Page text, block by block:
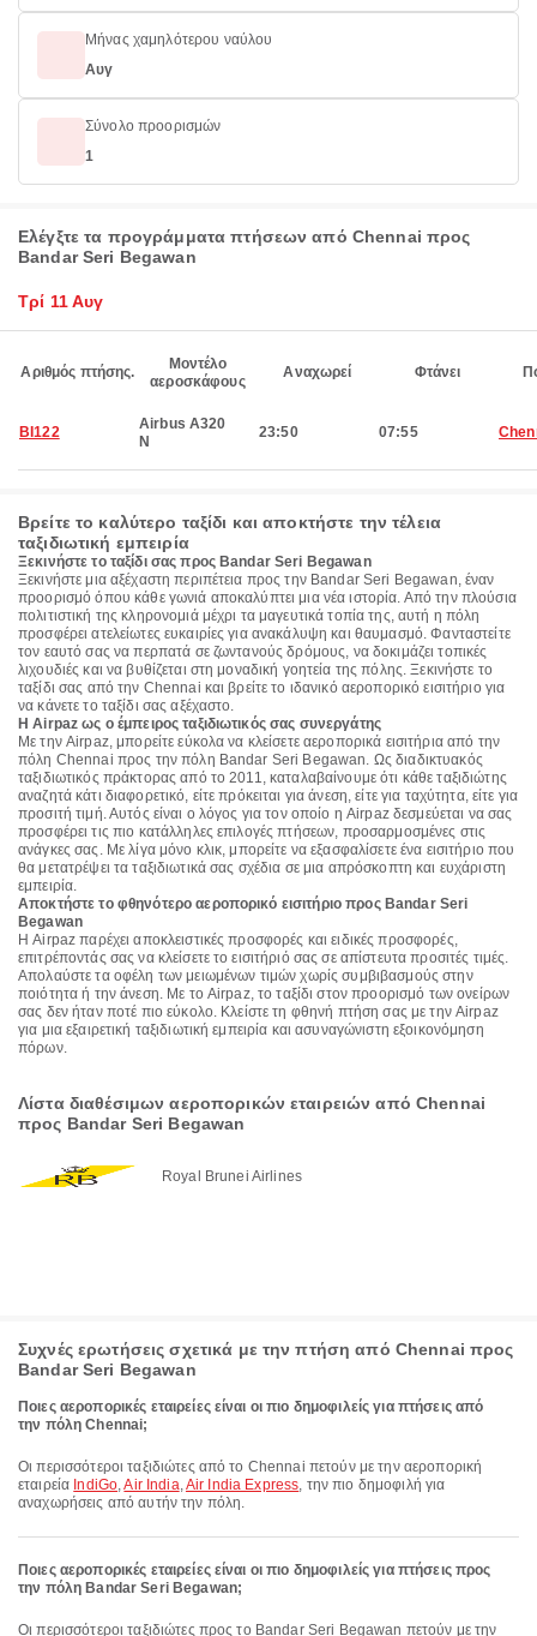
Μήνας χαμηλότερου ναύλου
Αυγ
Σύνολο προορισμών
1
Ελέγξτε τα προγράμματα πτήσεων από Chennai προς
Bandar Seri Begawan
Τρί 11 Αυγ
Αριθμός πτήσης.
Μοντέλο
αεροσκάφους
Αναχωρεί Φτάνει
BI122
Airbus A320
N
23:50 07:55
Βρείτε το καλύτερο ταξίδι και αποκτήστε την τέλεια
ταξιδιωτική εμπειρία
Ξεκινήστε το ταξίδι σας προς Bandar Seri Begawan
Ξεκινήστε μια αξέχαστη περιπέτεια προς την Bandar Seri Begawan, έναν
προορισμό όπου κάθε γωνιά αποκαλύπτει μια νέα ιστορία. Από την πλούσια
πολιτιστική της κληρονομιά μέχρι τα μαγευτικά τοπία της, αυτή η πόλη
προσφέρει ατελείωτες ευκαιρίες για ανακάλυψη και θαυμασμό. Φανταστείτε
τον εαυτό σας να περπατά σε ζωντανούς δρόμους, να δοκιμάζει τοπικές
λιχουδιές και να βυθίζεται στη μοναδική γοητεία της πόλης. Ξεκινήστε το
ταξίδι σας από την Chennai και βρείτε το ιδανικό αεροπορικό εισιτήριο για
να κάνετε το ταξίδι σας αξέχαστο.
Η Airpaz ως ο έμπειρος ταξιδιωτικός σας συνεργάτης
Με την Airpaz, μπορείτε εύκολα να κλείσετε αεροπορικά εισιτήρια από την
πόλη Chennai προς την πόλη Bandar Seri Begawan. Ως διαδικτυακός
ταξιδιωτικός πράκτορας από το 2011, καταλαβαίνουμε ότι κάθε ταξιδιώτης
αναζητά κάτι διαφορετικό, είτε πρόκειται για άνεση, είτε για ταχύτητα, είτε για
προσιτή τιμή. Αυτός είναι ο λόγος για τον οποίο η Airpaz δεσμεύεται να σας
προσφέρει τις πιο κατάλληλες επιλογές πτήσεων, προσαρμοσμένες στις
ανάγκες σας. Με λίγα μόνο κλικ, μπορείτε να εξασφαλίσετε ένα εισιτήριο που
θα μετατρέψει τα ταξιδιωτικά σας σχέδια σε μια απρόσκοπτη και ευχάριστη
εμπειρία.
Αποκτήστε το φθηνότερο αεροπορικό εισιτήριο προς Bandar Seri
Begawan
Η Airpaz παρέχει αποκλειστικές προσφορές και ειδικές προσφορές,
επιτρέποντάς σας να κλείσετε το εισιτήριό σας σε απίστευτα προσιτές τιμές.
Απολαύστε τα οφέλη των μειωμένων τιμών χωρίς συμβιβασμούς στην
ποιότητα ή την άνεση. Με το Airpaz, το ταξίδι στον προορισμό των ονείρων
σας δεν ήταν ποτέ πιο εύκολο. Κλείστε τη φθηνή πτήση σας με την Airpaz
για μια εξαιρετική ταξιδιωτική εμπειρία και ασυναγώνιστη εξοικονόμηση
πόρων.
Λίστα διαθέσιμων αεροπορικών εταιρειών από Chennai
προς Bandar Seri Begawan
Royal Brunei Airlines
Συχνές ερωτήσεις σχετικά με την πτήση από Chennai προς
Bandar Seri Begawan
Ποιες αεροπορικές εταιρείες είναι οι πιο δημοφιλείς για πτήσεις από
την πόλη Chennai;
Οι περισσότεροι ταξιδιώτες από το Chennai πετούν με την αεροπορική
εταιρεία IndiGo,Air India,Air India Express, την πιο δημοφιλή για
αναχωρήσεις από αυτήν την πόλη.
Ποιες αεροπορικές εταιρείες είναι οι πιο δημοφιλείς για πτήσεις προς
την πόλη Bandar Seri Begawan;
Οι περισσότεροι ταξιδιώτες προς το Bandar Seri Begawan πετούν με την